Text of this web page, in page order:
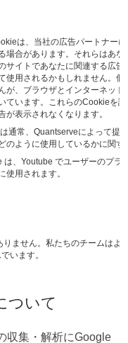
は、当社の広告パートナー
場合があります。それらはあ
サイトであなたに関連する広
使用されるかもしれません。
が、ブラウザとインターネッ
ています。これらのCookieを
が表示されなくなります。
通常、Quantserveによって提
のように使用しているかに関
は、Youtube でユーザーのプラ
使用されます。
りません。私たちのチームはよ
います。
ついて
収集・解析にGoogle